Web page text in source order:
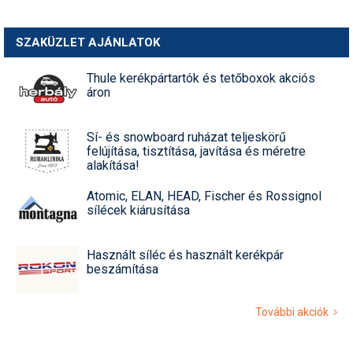
SZAKÜZLET AJÁNLATOK
Thule kerékpártartók és tetőboxok akciós
áron
Sí- és snowboard ruházat teljeskörű
felújítása, tisztítása, javítása és méretre
alakítása!
Atomic, ELAN, HEAD, Fischer és Rossignol
sílécek kiárusítása
Használt síléc és használt kerékpár
beszámítása
További akciók